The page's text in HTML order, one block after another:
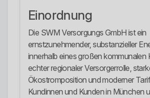
Einordnung
Die SWM Versorgungs GmbH ist ein
ernstzunehmender, substanzieller
innerhalb eines großen kommunalen
echter regionaler Versorgerrolle,
Ökostromposition und moderner
Kundinnen und Kunden in München